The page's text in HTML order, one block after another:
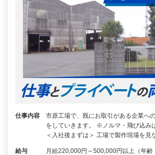
仕事内容
市原工場で、既にお取引がある企業へ
をしていきます。 ※ノルマ・飛び込み
＜入社後まずは＞ 工場で製作現場を見
給与
月給220,000円～500,000円以上（年齢